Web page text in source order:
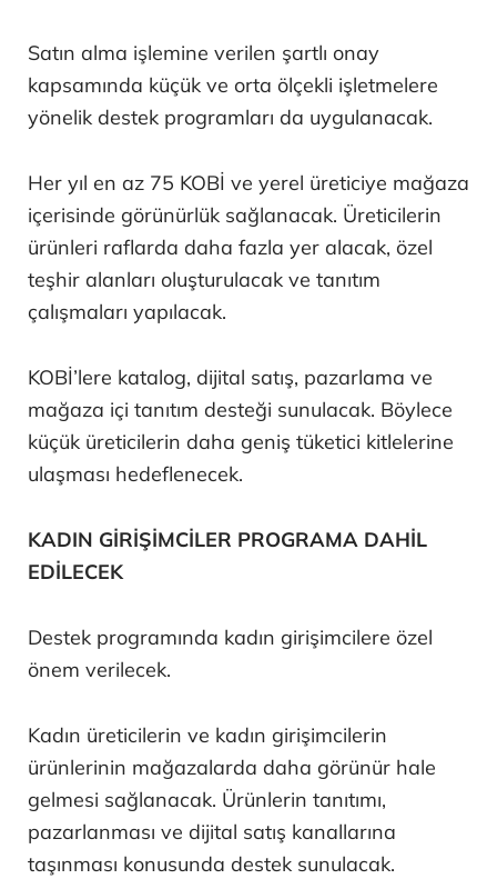
Satın alma işlemine verilen şartlı onay
kapsamında küçük ve orta ölçekli işletmelere
yönelik destek programları da uygulanacak.
Her yıl en az 75 KOBİ ve yerel üreticiye mağaza
içerisinde görünürlük sağlanacak. Üreticilerin
ürünleri raflarda daha fazla yer alacak, özel
teşhir alanları oluşturulacak ve tanıtım
çalışmaları yapılacak.
KOBİ’lere katalog, dijital satış, pazarlama ve
mağaza içi tanıtım desteği sunulacak. Böylece
küçük üreticilerin daha geniş tüketici kitlelerine
ulaşması hedeflenecek.
KADIN GİRİŞİMCİLER PROGRAMA DAHİL
EDİLECEK
Destek programında kadın girişimcilere özel
önem verilecek.
Kadın üreticilerin ve kadın girişimcilerin
ürünlerinin mağazalarda daha görünür hale
gelmesi sağlanacak. Ürünlerin tanıtımı,
pazarlanması ve dijital satış kanallarına
taşınması konusunda destek sunulacak.